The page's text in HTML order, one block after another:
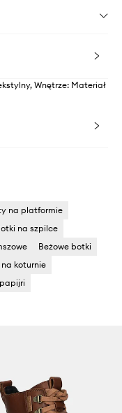
Wnętrze: Materiał
na platformie
na szpilce
Beżowe botki
koturnie